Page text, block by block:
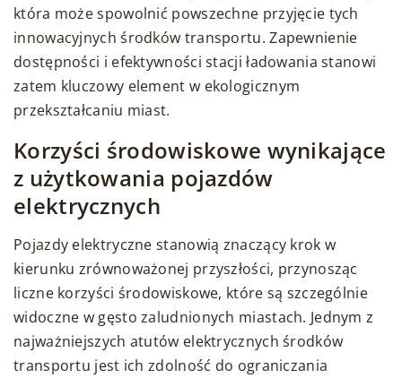
która może spowolnić powszechne przyjęcie tych
innowacyjnych środków transportu. Zapewnienie
dostępności i efektywności stacji ładowania stanowi
zatem kluczowy element w ekologicznym
przekształcaniu miast.
Korzyści środowiskowe wynikające
z użytkowania pojazdów
elektrycznych
Pojazdy elektryczne stanowią znaczący krok w
kierunku zrównoważonej przyszłości, przynosząc
liczne korzyści środowiskowe, które są szczególnie
widoczne w gęsto zaludnionych miastach. Jednym z
najważniejszych atutów elektrycznych środków
transportu jest ich zdolność do ograniczania